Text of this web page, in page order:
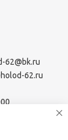
62@bk.ru
62.ru